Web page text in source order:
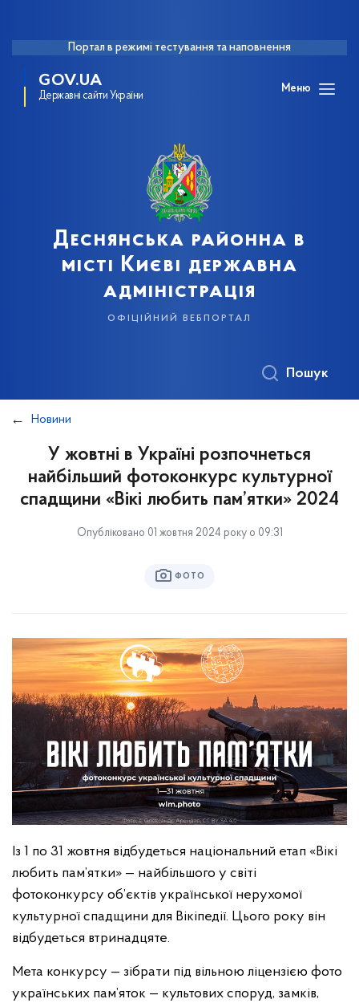
Портал в режимі тестування та наповнення
GOV.UA
Державні сайти України
Меню
Деснянська районна в
місті Києві державна
адміністрація
офіційний вебпортал
Пошук
Новини
У жовтні в Україні розпочнеться
найбільший фотоконкурс культурної
спадщини «Вікі любить пам’ятки» 2024
Опубліковано 01 жовтня 2024 року о 09:31
ФОТО
Із 1 по 31 жовтня відбудеться національний етап «Вікі
любить пам’ятки» — найбільшого у світі
фотоконкурсу об’єктів української нерухомої
культурної спадщини для Вікіпедії. Цього року він
відбудеться втринадцяте.
Мета конкурсу — зібрати під вільною ліцензією фото
українських пам’яток — культових споруд, замків,